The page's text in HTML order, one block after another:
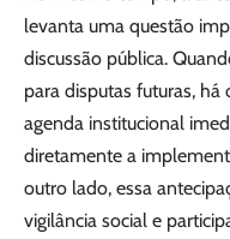
levanta uma questão
discussão pública.
para disputas futuras,
agenda institucional
diretamente a
outro lado, essa
vigilância social e